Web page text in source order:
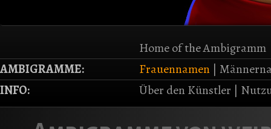
Home of the Ambigramm
AMBIGRAMME:
Frauennamen |
INFO:
Über den Künstler |